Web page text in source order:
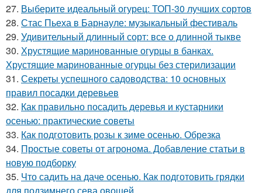
27. Выберите идеальный огурец: ТОП-30 лучших сортов
28. Стас Пьеха в Барнауле: музыкальный фестиваль
29. Удивительный длинный сорт: все о длинной тыкве
30. Хрустящие маринованные огурцы в банках.
Хрустящие маринованные огурцы без стерилизации
31. Секреты успешного садоводства: 10 основных
правил посадки деревьев
32. Как правильно посадить деревья и кустарники
осенью: практические советы
33. Как подготовить розы к зиме осенью. Обрезка
34. Простые советы от агронома. Добавление статьи в
новую подборку
35. Что садить на даче осенью. Как подготовить грядки
для подзимнего сева овощей